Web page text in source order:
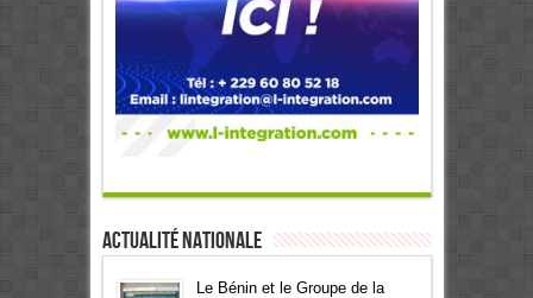
Actualité Nationale
Le Bénin et le Groupe de la